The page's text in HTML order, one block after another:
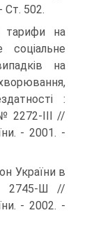
Ст. 502.
на
соціальне
на
:
2272-ІІІ //
- 2001. -
України в
2745-Ш //
- 2002. -